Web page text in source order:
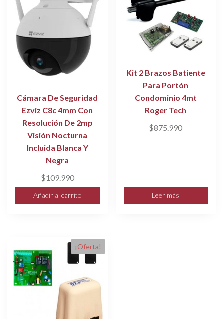
Cámara De Seguridad
Ezviz C8c 4mm Con
Resolución De 2mp
Visión Nocturna
Incluida Blanca Y
Negra
$109.990
Añadir al carrito
Kit 2 Brazos Batiente
Para Portón
Condominio 4mt
Roger Tech
$875.990
Leer más
¡Oferta!